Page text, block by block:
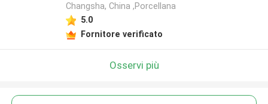
Changsha, China ,Porcellana
5.0
Fornitore verificato
Osservi più